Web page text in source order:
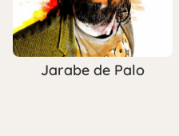
Jarabe de Palo